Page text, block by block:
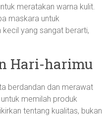
meratakan warna kulit.
maskara untuk
yang sangat berarti,
Hari-harimu
berdandan dan merawat
memilah produk
tentang kualitas, bukan